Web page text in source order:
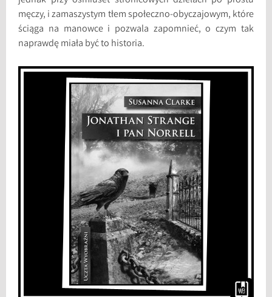
męczy, i zamaszystym tłem społeczno-obyczajowym, które
ściąga na manowce i pozwala zapomnieć, o czym tak
naprawdę miała być to historia.